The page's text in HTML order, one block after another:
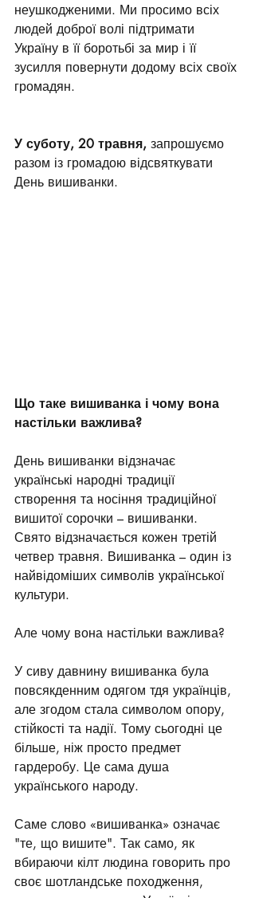
неушкодженими. Ми просимо всіх
людей доброї волі підтримати
Україну в її боротьбі за мир і її
зусилля повернути додому всіх своїх
громадян.
У суботу, 20 травня, запрошуємо
разом із громадою відсвяткувати
День вишиванки.
Що таке вишиванка і чому вона
настільки важлива?
День вишиванки відзначає
українські народні традиції
створення та носіння традиційної
вишитої сорочки – вишиванки.
Свято відзначається кожен третій
четвер травня. Вишиванка – один із
найвідоміших символів української
культури.
Але чому вона настільки важлива?
У сиву давнину вишиванка була
повсякденним одягом тдя українців,
але згодом стала символом опору,
стійкості та надії. Тому сьогодні це
більше, ніж просто предмет
гардеробу. Це сама душа
українського народу.
Саме слово «вишиванка» означає
"те, що вишите". Так само, як
вбираючи кілт людина говорить про
своє шотландське походження,